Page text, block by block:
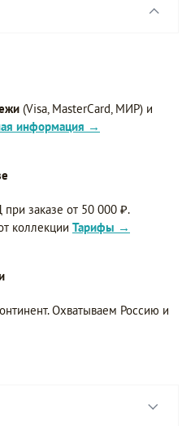
(Visa, MasterCard, МИР) и
информация →
заказе от 50 000 ₽.
коллекции Тарифы →
Охватываем Россию и